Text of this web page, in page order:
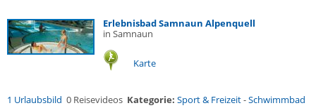
Erlebnisbad Samnaun Alpenquell
in Samnaun
Karte
1 Urlaubsbild 0 Reisevideos Kategorie: Sport & Freizeit-Schwimmbad